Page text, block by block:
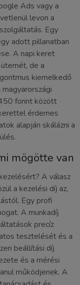
Ads vagy a
levon a
Egy
adott pillanatban
A napi keret
de a
kiemelkedő
forint között
érdemes
alapján skálázni a
mögötte van
A válasz
a kezelési díj az,
Egy profi
A munkadíj
precíz
tesztelését és a
beállítási díj
és a mérési
működjenek. A